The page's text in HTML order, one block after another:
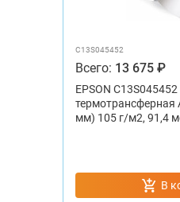
C13S045452
Всего: 13 675 ₽
EPSON
термотрансферная
мм) 105 г/м2, 91,4
В